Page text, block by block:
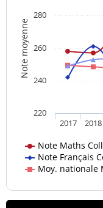
Note moyenne
Note Maths
Note Français
Moy. nationale
2017 2018
220
240
260
280